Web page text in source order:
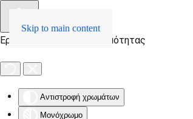
Εργαλειοθήκη Προσβασιμότητας
Αντιστροφή χρωμάτων
Μονόχρωμο
Skip to main content